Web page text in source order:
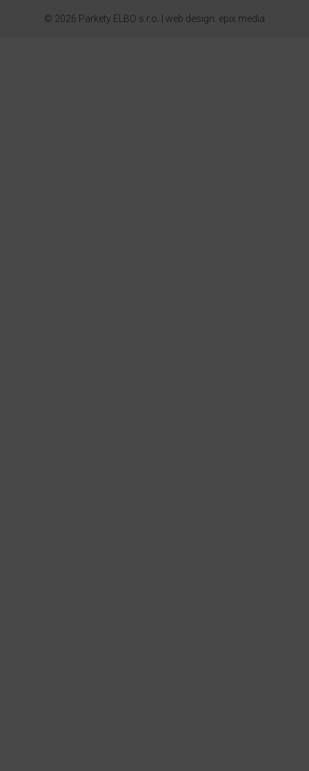
© 2026 Parkety ELBO s.r.o. | web design: epix media